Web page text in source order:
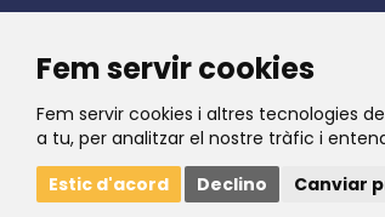
Fem servir cookies
Fem servir cookies i altres tecnologies
a tu, per analitzar el nostre tràfic i
Estic d'acord
Declino Canviar
© Policia d'Andorra. Tots els